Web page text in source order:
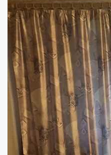
2
Площа:
48
кв.м.
Купити
43000